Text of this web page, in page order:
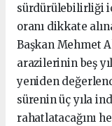
sürdürülebilirliği
oranı dikkate
Başkan Mehmet
arazilerinin beş
yeniden
sürenin üç yıla
rahatlatacağını